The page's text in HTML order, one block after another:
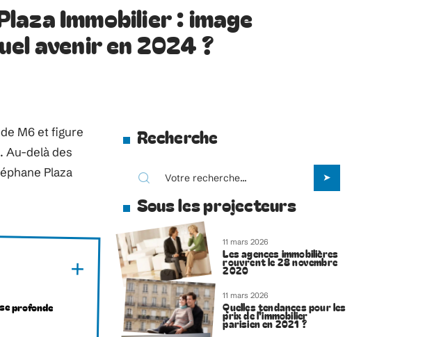
Immobilier : image
avenir en 2024 ?
M6 et figure
Au-delà des
Plaza
profonde
Recherche
Sous les projecteurs
11 mars 2026
Les agences immobilières
rouvrent le 28 novembre
2020
11 mars 2026
Quelles tendances pour les
prix de l’immobilier
parisien en 2021 ?